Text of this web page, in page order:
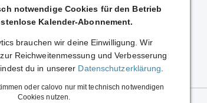
Weiterleiten
notwendige Cookies für den Betrieb
Kalender-Abonnement.
brauchen wir deine Einwilligung. Wir
Reichweitenmessung und Verbesserung
du in unserer Datenschutzerklärung
oder calovo nur mit technisch notwendigen
Cookies nutzen.